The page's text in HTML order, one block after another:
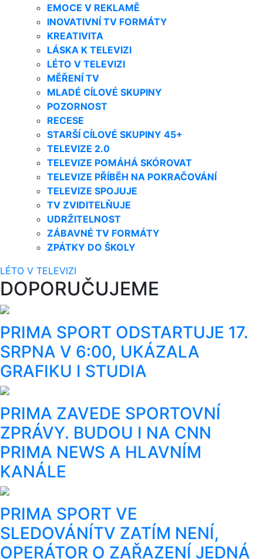
EMOCE V REKLAMĚ
INOVATIVNÍ TV FORMÁTY
KREATIVITA
LÁSKA K TELEVIZI
LÉTO V TELEVIZI
MĚŘENÍ TV
MLADÉ CÍLOVÉ SKUPINY
POZORNOST
RECESE
STARŠÍ CÍLOVÉ SKUPINY 45+
TELEVIZE 2.0
TELEVIZE POMÁHÁ SKÓROVAT
TELEVIZE PŘÍBĚH NA POKRAČOVÁNÍ
TELEVIZE SPOJUJE
TV ZVIDITELŇUJE
UDRŽITELNOST
ZÁBAVNÉ TV FORMÁTY
ZPÁTKY DO ŠKOLY
LÉTO V TELEVIZI
DOPORUČUJEME
PRIMA SPORT ODSTARTUJE 17.
SRPNA V 6:00, UKÁZALA
GRAFIKU I STUDIA
PRIMA ZAVEDE SPORTOVNÍ
ZPRÁVY. BUDOU I NA CNN
PRIMA NEWS A HLAVNÍM
KANÁLE
PRIMA SPORT VE
SLEDOVÁNÍTV ZATÍM NENÍ,
OPERÁTOR O ZAŘAZENÍ JEDNÁ